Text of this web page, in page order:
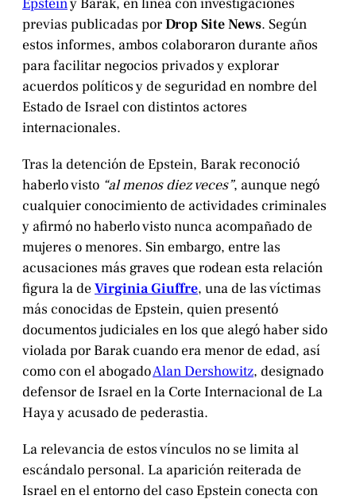
previas publicadas porDrop Site News. Según
estos informes, ambos colaboraron durante años
para facilitar negocios privados y explorar
acuerdos políticos y de seguridad en nombre del
Estado de Israel con distintos actores
internacionales.
Tras la detención de Epstein, Barak reconoció
haberlo visto “al menos diez veces”, aunque negó
cualquier conocimiento de actividades criminales
y afirmó no haberlo visto nunca acompañado de
mujeres o menores. Sin embargo, entre las
acusaciones más graves que rodean esta relación
figura la deVirginia Giuffre, una de las víctimas
más conocidas de Epstein, quien presentó
documentos judiciales en los que alegó haber sido
violada por Barak cuando era menor de edad, así
como con el abogadoAlan Dershowitz, designado
defensor de Israel en la Corte Internacional de La
Haya y acusado de pederastia.
La relevancia de estos vínculos no se limita al
escándalo personal. La aparición reiterada de
Israel en el entorno del caso Epstein conecta con